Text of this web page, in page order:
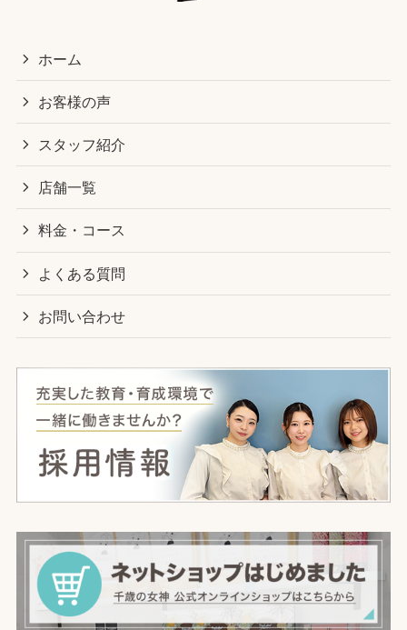
ホーム
お客様の声
スタッフ紹介
店舗一覧
料金・コース
よくある質問
お問い合わせ